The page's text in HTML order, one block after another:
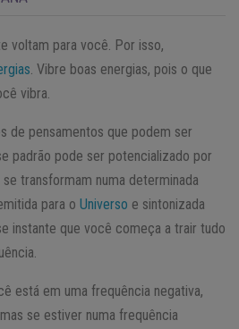
voltam para você. Por isso,
. Vibre boas energias, pois o que
vibra.
de pensamentos que podem ser
padrão pode ser potencializado por
transformam numa determinada
para o Universo e sintonizada
instante que você começa a trair tudo
está em uma frequência negativa,
se estiver numa frequência